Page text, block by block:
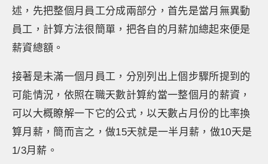
述，先把整個月員工分成兩部分，首先是當月無異動
員工，計算方法很簡單，把各自的月薪加總起來便是
薪資總額。
接著是未滿一個月員工，分別列出上個步驟所提到的
可能情況，依照在職天數計算約當一整個月的薪資，
可以大概瞭解一下它的公式，以天數占月份的比率換
算月薪，簡而言之，做15天就是一半月薪，做10天是
1/3月薪。